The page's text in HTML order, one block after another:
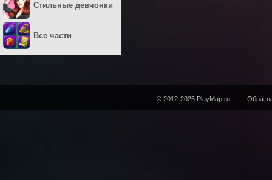
Стильные девчонки
Все части
© 2012-2025 PlayMap.ru